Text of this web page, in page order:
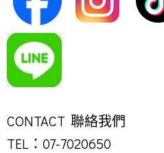
CONTACT 聯絡我們
TEL：07-7020650